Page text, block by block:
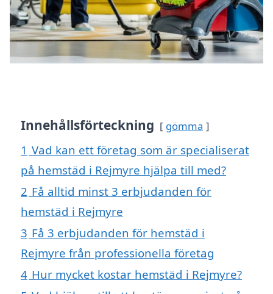
Innehållsförteckning gömma
1 Vad kan ett företag som är specialiserat
på hemstäd i Rejmyre hjälpa till med?
2 Få alltid minst 3 erbjudanden för
hemstäd i Rejmyre
3 Få 3 erbjudanden för hemstäd i
Rejmyre från professionella företag
4 Hur mycket kostar hemstäd i Rejmyre?